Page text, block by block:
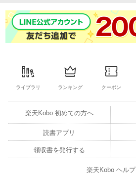
ライブラリ ランキング クーポン
楽天Kobo 初めての方へ
読書アプリ
領収書を発行する
楽天Kobo ヘルプ